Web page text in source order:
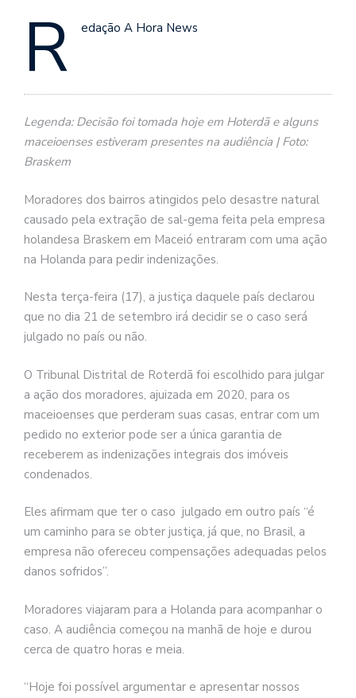
R edação A Hora News
Legenda: Decisão foi tomada hoje em Hoterdã e alguns
maceioenses estiveram presentes na audiência | Foto:
Braskem
Moradores dos bairros atingidos pelo desastre natural
causado pela extração de sal-gema feita pela empresa
holandesa Braskem em Maceió entraram com uma ação
na Holanda para pedir indenizações.
Nesta terça-feira (17), a justiça daquele país declarou
que no dia 21 de setembro irá decidir se o caso será
julgado no país ou não.
O Tribunal Distrital de Roterdã foi escolhido para julgar
a ação dos moradores, ajuizada em 2020, para os
maceioenses que perderam suas casas, entrar com um
pedido no exterior pode ser a única garantia de
receberem as indenizações integrais dos imóveis
condenados.
Eles afirmam que ter o caso julgado em outro país “é
um caminho para se obter justiça, já que, no Brasil, a
empresa não ofereceu compensações adequadas pelos
danos sofridos”.
Moradores viajaram para a Holanda para acompanhar o
caso. A audiência começou na manhã de hoje e durou
cerca de quatro horas e meia.
“Hoje foi possível argumentar e apresentar nossos